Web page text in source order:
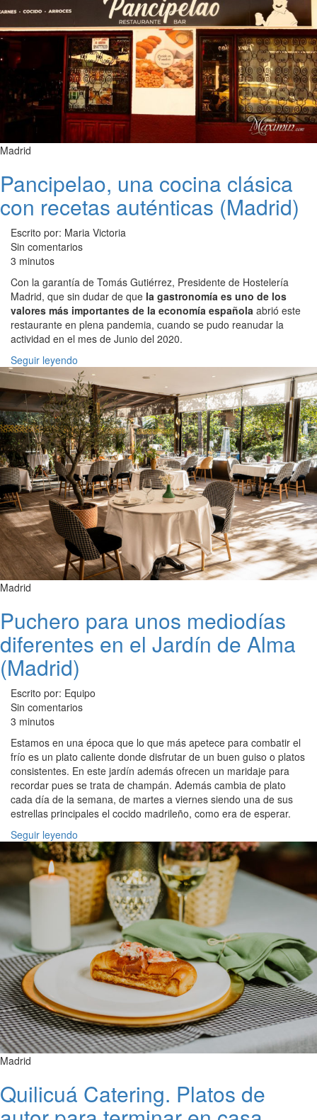
Madrid
Pancipelao, una cocina clásica
con recetas auténticas (Madrid)
Escrito por: Maria Victoria
Sin comentarios
3 minutos
Con la garantía de Tomás Gutiérrez, Presidente de Hostelería
Madrid, que sin dudar de que la gastronomía es uno de los
valores más importantes de la economía española abrió este
restaurante en plena pandemia, cuando se pudo reanudar la
actividad en el mes de Junio del 2020.
Seguir leyendo
Madrid
Puchero para unos mediodías
diferentes en el Jardín de Alma
(Madrid)
Escrito por: Equipo
Sin comentarios
3 minutos
Estamos en una época que lo que más apetece para combatir el
frío es un plato caliente donde disfrutar de un buen guiso o platos
consistentes. En este jardín además ofrecen un maridaje para
recordar pues se trata de champán. Además cambia de plato
cada día de la semana, de martes a viernes siendo una de sus
estrellas principales el cocido madrileño, como era de esperar.
Seguir leyendo
Madrid
Quilicuá Catering. Platos de